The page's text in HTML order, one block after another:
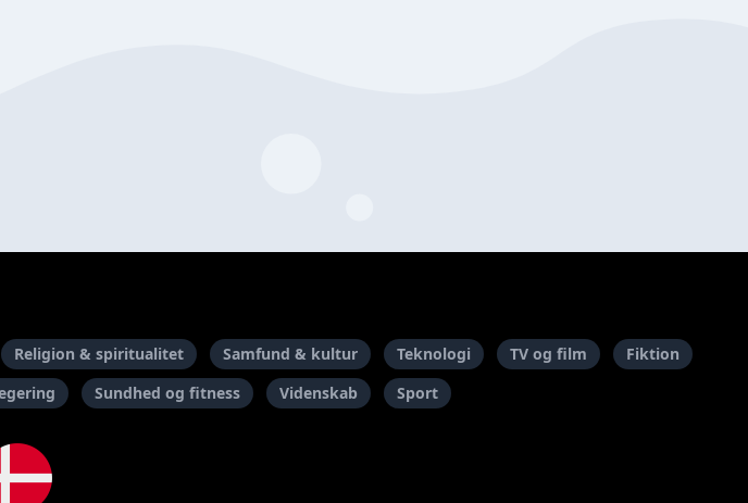
Religion & spiritualitet Samfund & kultur Teknologi TV og film
Fiktion
Sundhed og fitness Videnskab Sport